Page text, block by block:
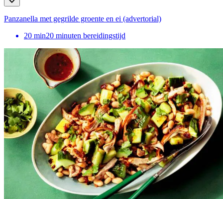
Panzanella met gegrilde groente en ei (advertorial)
20 min20 minuten bereidingstijd